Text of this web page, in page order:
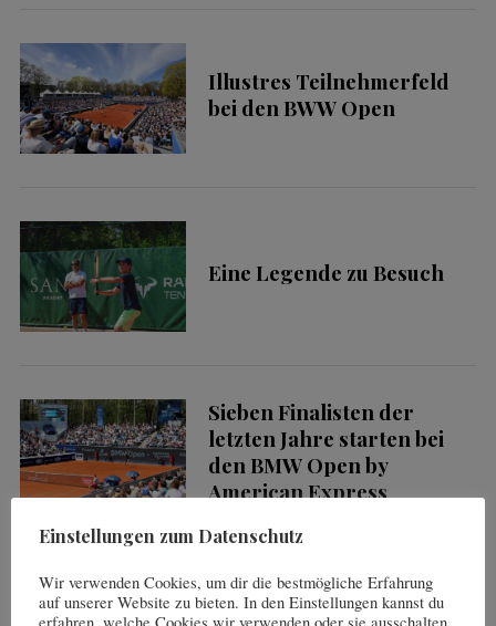
Illustres Teilnehmerfeld
bei den BWW Open
Eine Legende zu Besuch
Sieben Finalisten der
letzten Jahre starten bei
den BMW Open by
American Express
Aldiana & Sunball – ein
starkes Doppel
S
e
a
r
h
o
r
Einstellungen zum Datenschutz
Wir verwenden Cookies, um dir die bestmögliche Erfahrung
auf unserer Website zu bieten. In den Einstellungen kannst du